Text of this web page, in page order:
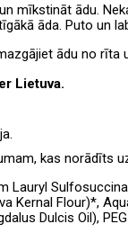
mīkstināt ādu.
āda. Puto un
ādu no rīta
Lietuva.
kas norādīts
Lauryl
Kernal Flour)*,
Dulcis Oil),